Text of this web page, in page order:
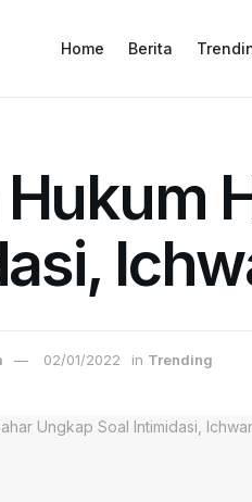
Home Berita
02/01/2022 in Trending